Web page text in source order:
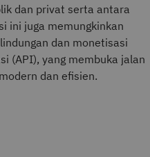
dan privat serta antara
ini juga memungkinkan
dan monetisasi
(API), yang membuka jalan
dan efisien.